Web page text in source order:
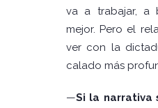
va a trabajar, a
mejor. Pero el
ver con la
calado más
—Si la narrativa